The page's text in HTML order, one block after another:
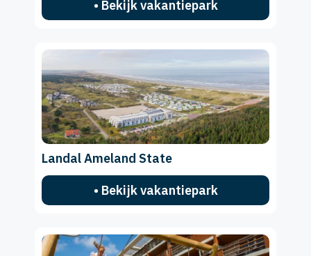
• Bekijk vakantiepark
Landal Ameland State
• Bekijk vakantiepark